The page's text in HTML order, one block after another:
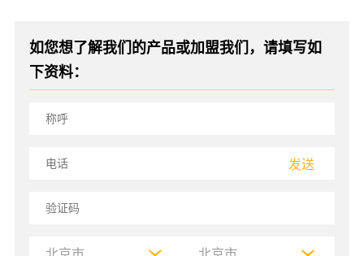
如您想了解我们的产品或加盟我们，请填写如
下资料：
发送